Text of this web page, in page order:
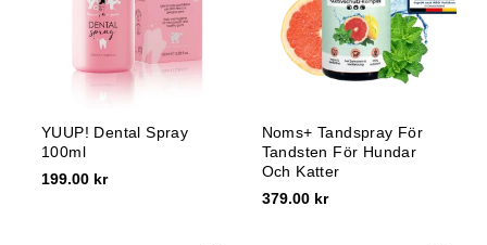
YUUP! Dental Spray
100ml
199.00 kr
Noms+ Tandspray För
Tandsten För Hundar
Och Katter
379.00 kr